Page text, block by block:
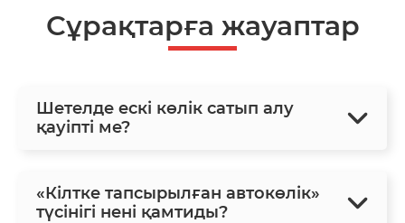
Сұрақтарға жауаптар
Шетелде ескі көлік сатып алу
қауіпті ме?
«Кілтке тапсырылған автокөлік»
түсінігі нені қамтиды?